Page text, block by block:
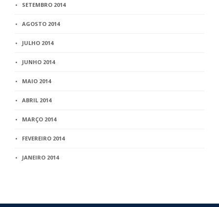
SETEMBRO 2014
AGOSTO 2014
JULHO 2014
JUNHO 2014
MAIO 2014
ABRIL 2014
MARÇO 2014
FEVEREIRO 2014
JANEIRO 2014